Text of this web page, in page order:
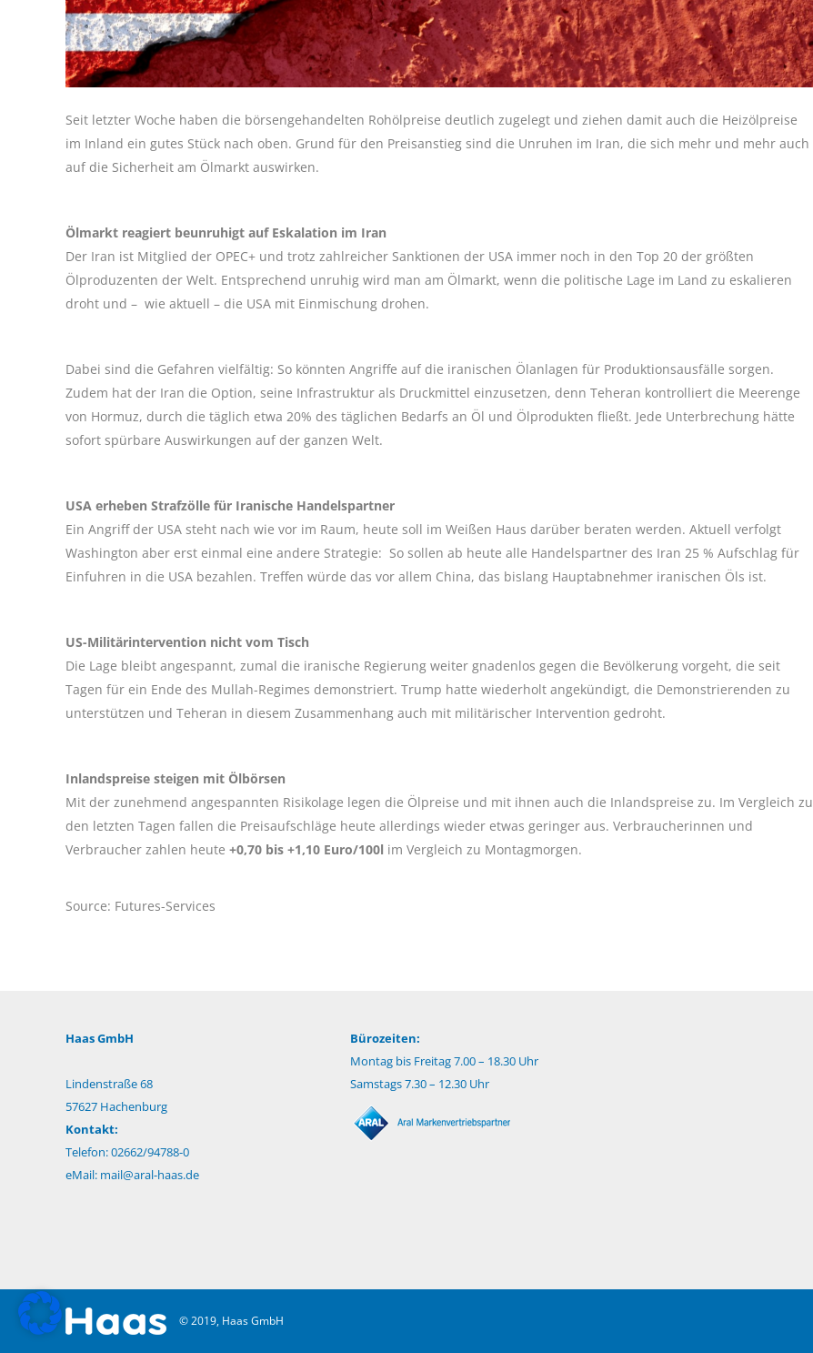
Seit letzter Woche haben die börsengehandelten Rohölpreise deutlich zugelegt und ziehen damit auch die Heizölpreise
im Inland ein gutes Stück nach oben. Grund für den Preisanstieg sind die Unruhen im Iran, die sich mehr und mehr auch
auf die Sicherheit am Ölmarkt auswirken.
Ölmarkt reagiert beunruhigt auf Eskalation im Iran
Der Iran ist Mitglied der OPEC+ und trotz zahlreicher Sanktionen der USA immer noch in den Top 20 der größten
Ölproduzenten der Welt. Entsprechend unruhig wird man am Ölmarkt, wenn die politische Lage im Land zu eskalieren
droht und – wie aktuell – die USA mit Einmischung drohen.
Dabei sind die Gefahren vielfältig: So könnten Angriffe auf die iranischen Ölanlagen für Produktionsausfälle sorgen.
Zudem hat der Iran die Option, seine Infrastruktur als Druckmittel einzusetzen, denn Teheran kontrolliert die Meerenge
von Hormuz, durch die täglich etwa 20% des täglichen Bedarfs an Öl und Ölprodukten fließt. Jede Unterbrechung hätte
sofort spürbare Auswirkungen auf der ganzen Welt.
USA erheben Strafzölle für Iranische Handelspartner
Ein Angriff der USA steht nach wie vor im Raum, heute soll im Weißen Haus darüber beraten werden. Aktuell verfolgt
Washington aber erst einmal eine andere Strategie: So sollen ab heute alle Handelspartner des Iran 25 % Aufschlag für
Einfuhren in die USA bezahlen. Treffen würde das vor allem China, das bislang Hauptabnehmer iranischen Öls ist.
US-Militärintervention nicht vom Tisch
Die Lage bleibt angespannt, zumal die iranische Regierung weiter gnadenlos gegen die Bevölkerung vorgeht, die seit
Tagen für ein Ende des Mullah-Regimes demonstriert. Trump hatte wiederholt angekündigt, die Demonstrierenden zu
unterstützen und Teheran in diesem Zusammenhang auch mit militärischer Intervention gedroht.
Inlandspreise steigen mit Ölbörsen
Mit der zunehmend angespannten Risikolage legen die Ölpreise und mit ihnen auch die Inlandspreise zu. Im Vergleich zu
den letzten Tagen fallen die Preisaufschläge heute allerdings wieder etwas geringer aus. Verbraucherinnen und
Verbraucher zahlen heute +0,70 bis +1,10 Euro/100l im Vergleich zu Montagmorgen.
Source: Futures-Services
Haas GmbH
Lindenstraße 68
57627 Hachenburg
Kontakt:
Telefon: 02662/94788-0
eMail: mail@aral-haas.de
Bürozeiten:
Montag bis Freitag 7.00 – 18.30 Uhr
Samstags 7.30 – 12.30 Uhr
© 2019, Haas GmbH